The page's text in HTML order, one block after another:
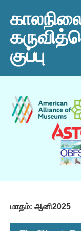
குப்பு
மாதம்: ஆனி2025